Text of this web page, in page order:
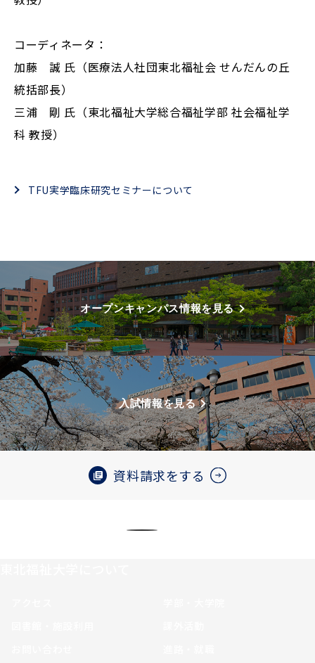
コーディネータ：
加藤 誠 氏（医療法人社団東北福祉会 せんだんの丘
統括部長）
三浦 剛 氏（東北福祉大学総合福祉学部 社会福祉学
科 教授）
TFU実学臨床研究セミナーについて
オープンキャンパス情報を見る
入試情報を見る
資料請求をする